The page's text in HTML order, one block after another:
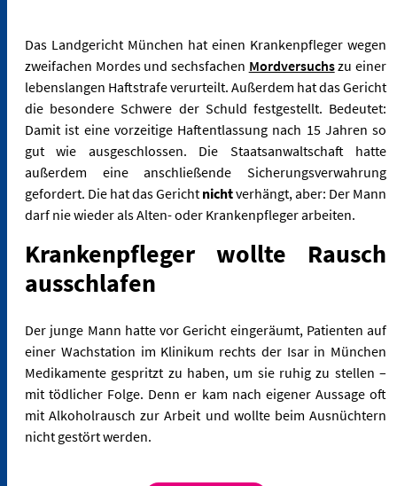
Das Landgericht München hat einen Krankenpfleger wegen
zweifachen Mordes und sechsfachen Mordversuchszu einer
lebenslangen Haftstrafe verurteilt. Außerdem hat das Gericht
die besondere Schwere der Schuld festgestellt. Bedeutet:
Damit ist eine vorzeitige Haftentlassung nach 15 Jahren so
gut wie ausgeschlossen. Die Staatsanwaltschaft hatte
außerdem eine anschließende Sicherungsverwahrung
gefordert. Die hat das Gericht nichtverhängt, aber: Der Mann
darf nie wieder als Alten- oder Krankenpfleger arbeiten.
Krankenpfleger wollte Rausch
ausschlafen
Der junge Mann hatte vor Gericht eingeräumt, Patienten auf
einer Wachstation im Klinikum rechts der Isar in München
Medikamente gespritzt zu haben, um sie ruhig zu stellen –
mit tödlicher Folge. Denn er kam nach eigener Aussage oft
mit Alkoholrausch zur Arbeit und wollte beim Ausnüchtern
nicht gestört werden.